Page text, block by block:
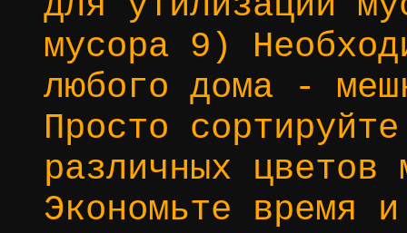
мусора 9)
любого дома -
Просто
различных
Экономьте время